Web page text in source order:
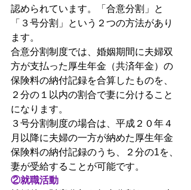
認められています。「合意分割」と
「３号分割」という２つの方法があり
ます。
合意分割制度では、婚姻期間に夫婦双
方が支払った厚生年金（共済年金）の
保険料の納付記録を合算したものを、
２分の１以内の割合で妻に分けること
になります。
３号分割制度の場合は、平成２０年４
月以降に夫婦の一方が納めた厚生年金
保険料の納付記録のうち、２分の1を、
妻が受給することが可能です。
②就職活動